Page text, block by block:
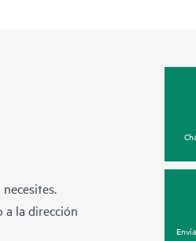
a la dirección